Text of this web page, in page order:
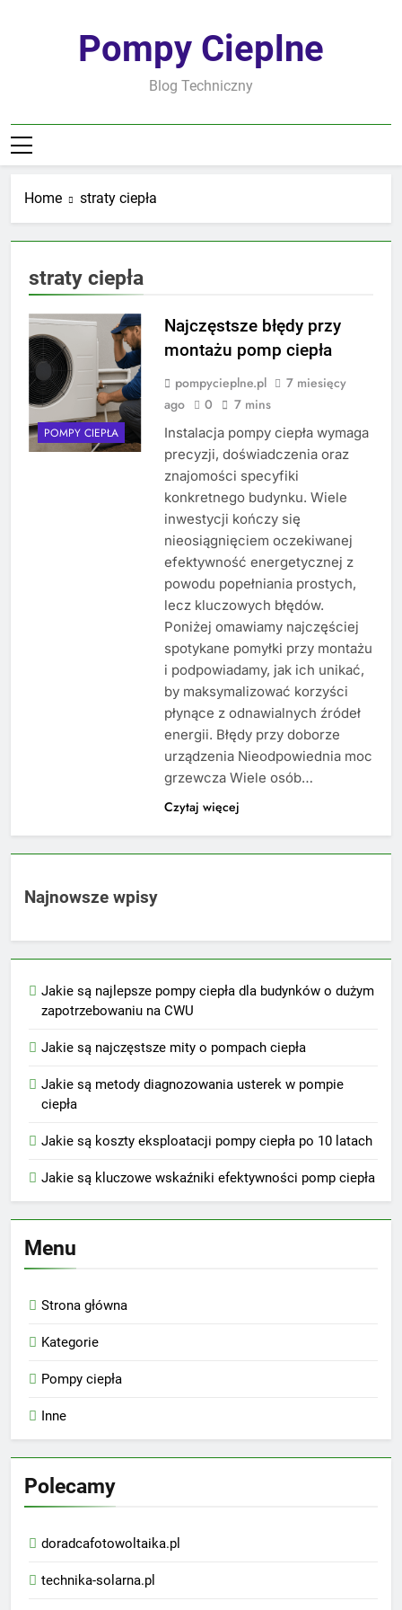
Pompy Cieplne
Blog Techniczny
Home straty ciepła
straty ciepła
POMPY CIEPŁA
Najczęstsze błędy przy
montażu pomp ciepła
pompycieplne.pl
7 miesięcy
ago
0 7 mins
Instalacja pompy ciepła wymaga
precyzji, doświadczenia oraz
znajomości specyfiki
konkretnego budynku. Wiele
inwestycji kończy się
nieosiągnięciem oczekiwanej
efektywność energetycznej z
powodu popełniania prostych,
lecz kluczowych błędów.
Poniżej omawiamy najczęściej
spotykane pomyłki przy montażu
i podpowiadamy, jak ich unikać,
by maksymalizować korzyści
płynące z odnawialnych źródeł
energii. Błędy przy doborze
urządzenia Nieodpowiednia moc
grzewcza Wiele osób…
Czytaj więcej
Najnowsze wpisy
Jakie są najlepsze pompy ciepła dla budynków o dużym
zapotrzebowaniu na CWU
Jakie są najczęstsze mity o pompach ciepła
Jakie są metody diagnozowania usterek w pompie
ciepła
Jakie są koszty eksploatacji pompy ciepła po 10 latach
Jakie są kluczowe wskaźniki efektywności pomp ciepła
Menu
Strona główna
Kategorie
Pompy ciepła
Inne
Polecamy
doradcafotowoltaika.pl
technika-solarna.pl